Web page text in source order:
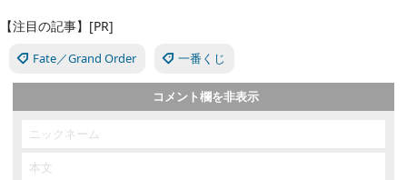
【注目の記事】[PR]
Fate／Grand Order 一番くじ
コメント欄を非表示